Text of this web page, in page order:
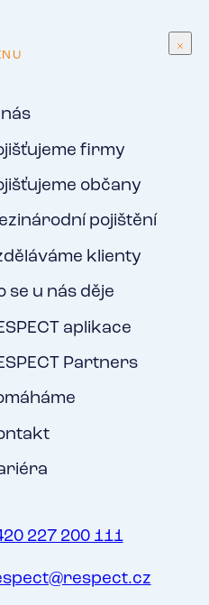
firmy
občany
pojištění
klienty
se u nás děje
aplikace
Partners
227 200 111
tím víc hrozí riziko, že
Ať už vám, vašim
na všechna rizika a
Projdeme s vámi závazky,
klienty, a zohledníme rizika
Pojistíme vás v
pojištění přebíráme